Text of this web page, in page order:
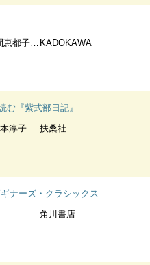
子監修
KADOKAWA
む『紫式部日記』
子監修
扶桑社
ナーズ・クラシックス
角川書店